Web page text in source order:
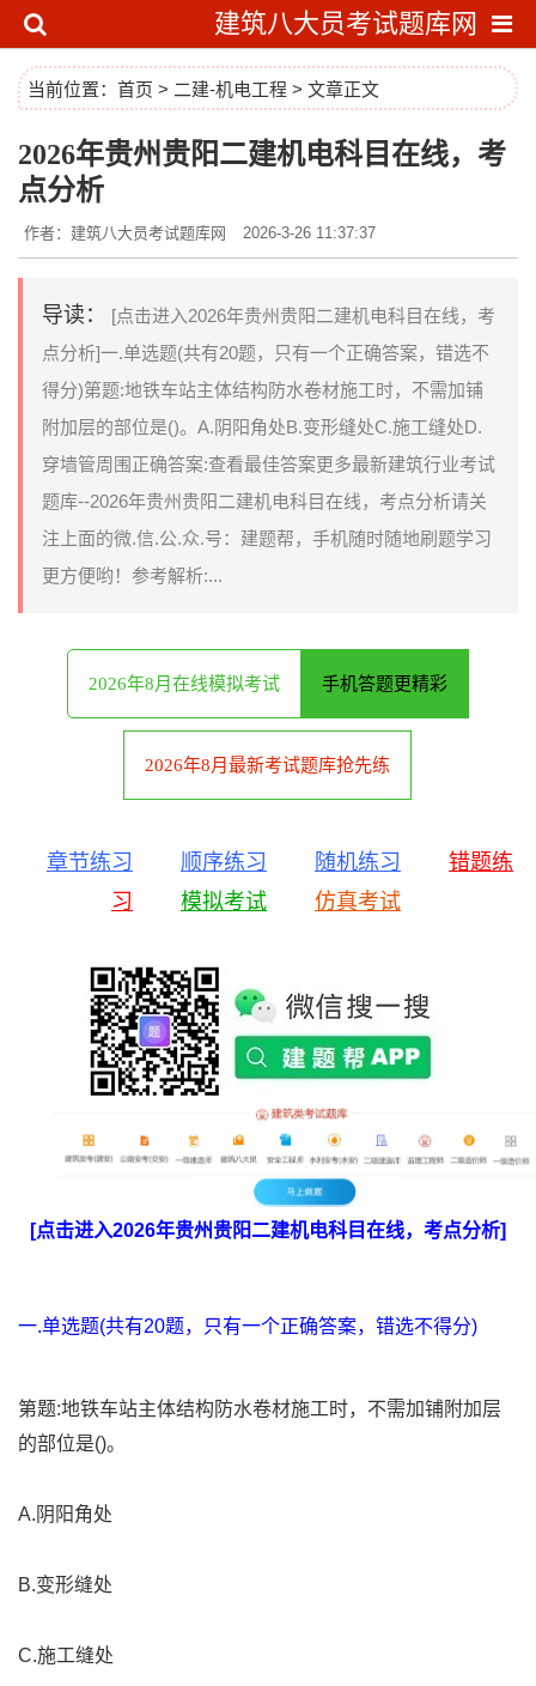
建筑八大员考试题库网
当前位置： 首页 > 二建-机电工程 > 文章正文
2026年贵州贵阳二建机电科目在线，考
点分析
作者：建筑八大员考试题库网 2026-3-26 11:37:37
导读：
[点击进入2026年贵州贵阳二建机电科目在线，考
点分析]一.单选题(共有20题，只有一个正确答案，错选不
得分)第题:地铁车站主体结构防水卷材施工时，不需加铺
附加层的部位是()。A.阴阳角处B.变形缝处C.施工缝处D.
穿墙管周围正确答案:查看最佳答案更多最新建筑行业考试
题库--2026年贵州贵阳二建机电科目在线，考点分析请关
注上面的微.信.公.众.号：建题帮，手机随时随地刷题学习
更方便哟！参考解析:...
2026年8月在线模拟考试 手机答题更精彩
2026年8月最新考试题库抢先练
章节练习 顺序练习 随机练习
错题练
习
模拟考试 仿真考试
[点击进入2026年贵州贵阳二建机电科目在线，考点分析]
一.单选题(共有20题，只有一个正确答案，错选不得分)
第题:地铁车站主体结构防水卷材施工时，不需加铺附加层
的部位是()。
A.阴阳角处
B.变形缝处
C.施工缝处